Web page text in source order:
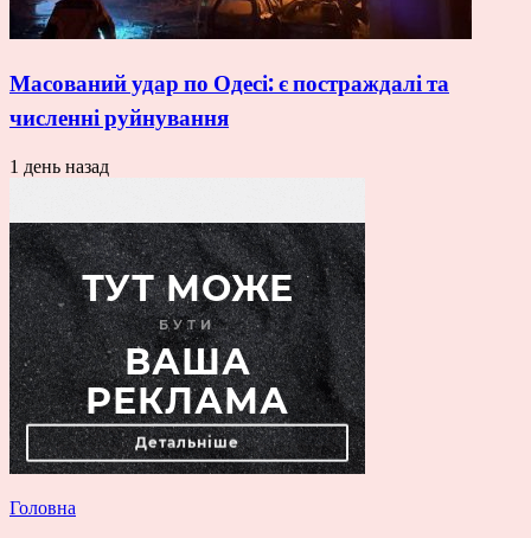
Масований удар по Одесі: є постраждалі та
численні руйнування
1 день назад
Головна